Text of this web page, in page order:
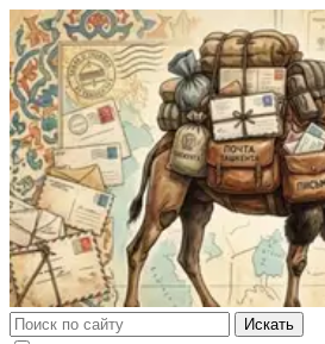
Искать